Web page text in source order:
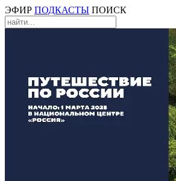
ЭФИР ПОДКАСТЫ ПОИСК